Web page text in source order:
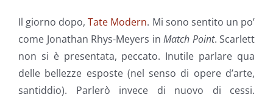
Il giorno dopo,Tate Modern. Mi sono sentito un po’
come Jonathan Rhys-Meyers in Match Point. Scarlett
non si è presentata, peccato. Inutile parlare qua
delle bellezze esposte (nel senso di opere d’arte,
santiddio). Parlerò invece di nuovo di cessi.